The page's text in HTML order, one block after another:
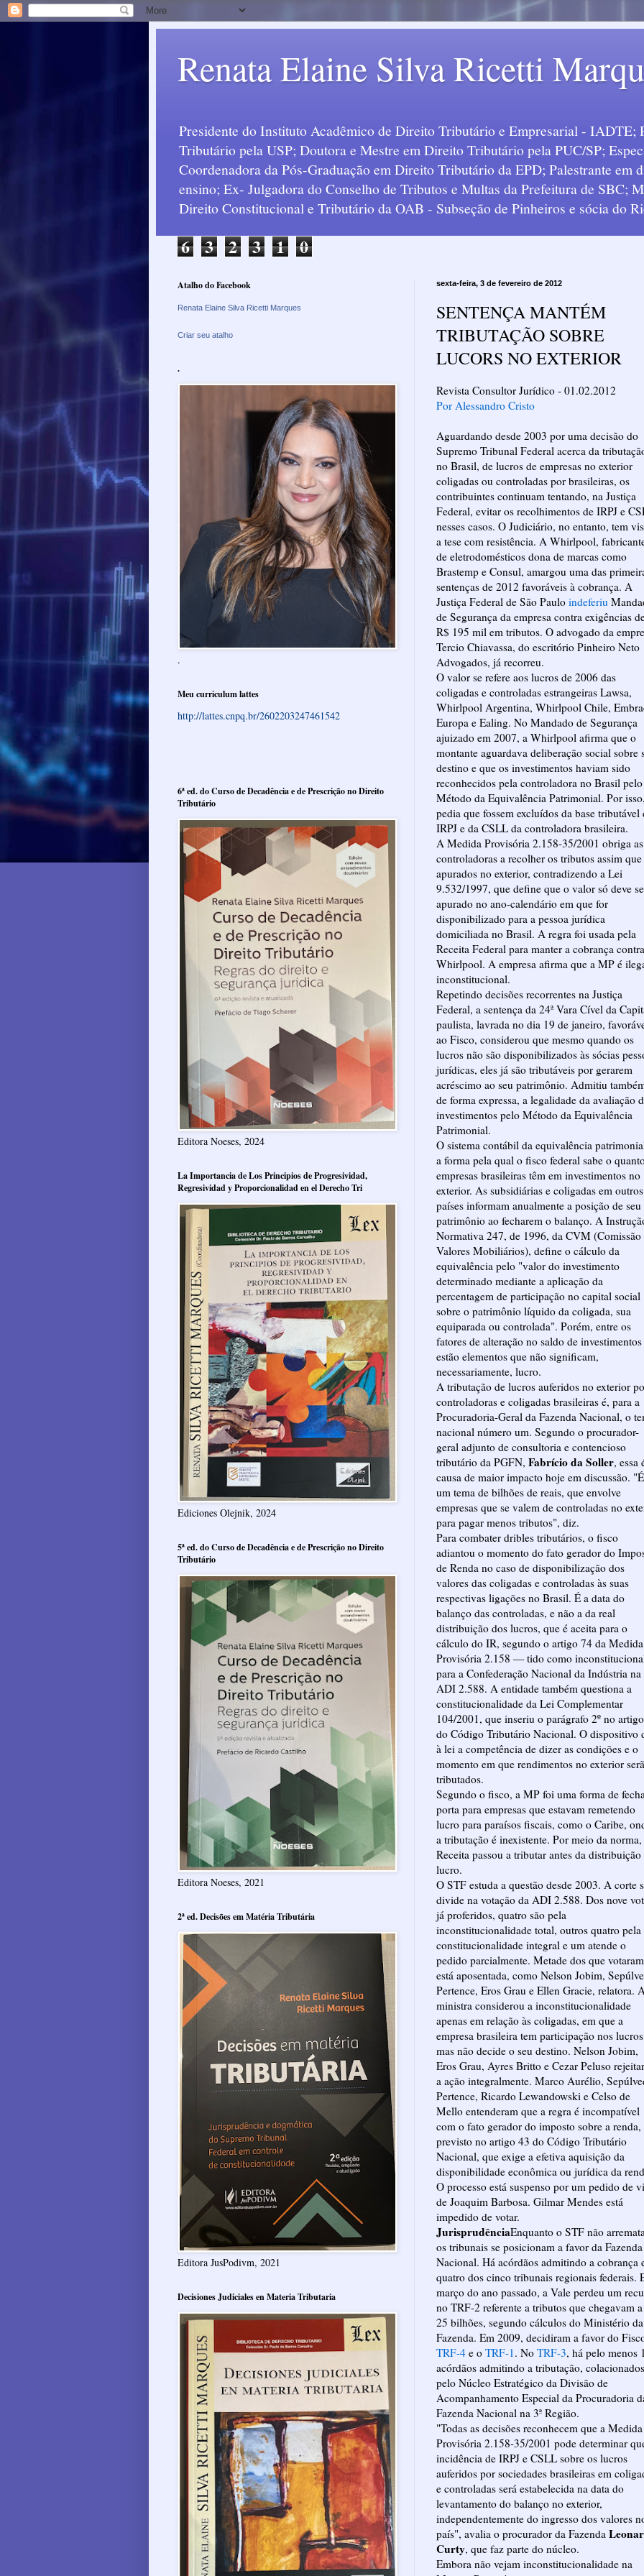
Renata Elaine Silva Ricetti
Presidente do Instituto Acadêmico de Direito Tributário e Empresarial - IADTE;
Tributário pela USP; Doutora e Mestre em Direito Tributário pela PUC/SP;
Coordenadora da Pós-Graduação em Direito Tributário da EPD; Palestrante em
ensino; Ex- Julgadora do Conselho de Tributos e Multas da Prefeitura de SBC;
Direito Constitucional e Tributário da OAB - Subseção de Pinheiros e sócia do
6 3 2 3 1 0
sexta-feira, 3 de fevereiro de 2012
SENTENÇA MANTÉM
TRIBUTAÇÃO SOBRE
LUCORS NO EXTERIOR
Revista Consultor Jurídico - 01.02.2012
Por Alessandro Cristo
Aguardando desde 2003 por uma decisão do
Supremo Tribunal Federal acerca da
no Brasil, de lucros de empresas no exterior
coligadas ou controladas por brasileiras, os
contribuintes continuam tentando, na Justiça
Federal, evitar os recolhimentos de IRPJ e
nesses casos. O Judiciário, no entanto, tem
a tese com resistência. A Whirlpool,
de eletrodomésticos dona de marcas como
Brastemp e Consul, amargou uma das
sentenças de 2012 favoráveis à cobrança. A
Justiça Federal de São Paulo indeferiu
de Segurança da empresa contra exigências
R$ 195 mil em tributos. O advogado da
Tercio Chiavassa, do escritório Pinheiro Neto
Advogados, já recorreu.
O valor se refere aos lucros de 2006 das
coligadas e controladas estrangeiras Lawsa,
Whirlpool Argentina, Whirlpool Chile,
Europa e Ealing. No Mandado de Segurança
ajuizado em 2007, a Whirlpool afirma que o
montante aguardava deliberação social sobre
destino e que os investimentos haviam sido
reconhecidos pela controladora no Brasil pelo
Método da Equivalência Patrimonial. Por isso,
pedia que fossem excluídos da base tributável
IRPJ e da CSLL da controladora brasileira.
A Medida Provisória 2.158-35/2001 obriga as
controladoras a recolher os tributos assim que
apurados no exterior, contradizendo a Lei
9.532/1997, que define que o valor só deve
apurado no ano-calendário em que for
disponibilizado para a pessoa jurídica
domiciliada no Brasil. A regra foi usada pela
Receita Federal para manter a cobrança
Whirlpool. A empresa afirma que a MP é
inconstitucional.
Repetindo decisões recorrentes na Justiça
Federal, a sentença da 24ª Vara Cível da
paulista, lavrada no dia 19 de janeiro,
ao Fisco, considerou que mesmo quando os
lucros não são disponibilizados às sócias
jurídicas, eles já são tributáveis por gerarem
acréscimo ao seu patrimônio. Admitiu
de forma expressa, a legalidade da avaliação
investimentos pelo Método da Equivalência
Patrimonial.
O sistema contábil da equivalência
a forma pela qual o fisco federal sabe o
empresas brasileiras têm em investimentos no
exterior. As subsidiárias e coligadas em outros
países informam anualmente a posição de seu
patrimônio ao fecharem o balanço. A
Normativa 247, de 1996, da CVM (Comissão
Valores Mobiliários), define o cálculo da
equivalência pelo "valor do investimento
determinado mediante a aplicação da
percentagem de participação no capital social
sobre o patrimônio líquido da coligada, sua
equiparada ou controlada". Porém, entre os
fatores de alteração no saldo de investimentos
estão elementos que não significam,
necessariamente, lucro.
A tributação de lucros auferidos no exterior
controladoras e coligadas brasileiras é, para a
Procuradoria-Geral da Fazenda Nacional, o
nacional número um. Segundo o procurador-
geral adjunto de consultoria e contencioso
tributário da PGFN, Fabrício da Soller, essa
causa de maior impacto hoje em discussão. "É
um tema de bilhões de reais, que envolve
empresas que se valem de controladas no
para pagar menos tributos", diz.
Para combater dribles tributários, o fisco
adiantou o momento do fato gerador do
de Renda no caso de disponibilização dos
valores das coligadas e controladas às suas
respectivas ligações no Brasil. É a data do
balanço das controladas, e não a da real
distribuição dos lucros, que é aceita para o
cálculo do IR, segundo o artigo 74 da Medida
Provisória 2.158 — tido como
para a Confederação Nacional da Indústria na
ADI 2.588. A entidade também questiona a
constitucionalidade da Lei Complementar
104/2001, que inseriu o parágrafo 2º no
do Código Tributário Nacional. O dispositivo
à lei a competência de dizer as condições e o
momento em que rendimentos no exterior
tributados.
Segundo o fisco, a MP foi uma forma de
porta para empresas que estavam remetendo
lucro para paraísos fiscais, como o Caribe,
a tributação é inexistente. Por meio da norma,
Receita passou a tributar antes da
lucro.
O STF estuda a questão desde 2003. A corte
divide na votação da ADI 2.588. Dos nove
já proferidos, quatro são pela
inconstitucionalidade total, outros quatro pela
constitucionalidade integral e um atende o
pedido parcialmente. Metade dos que
está aposentada, como Nelson Jobim,
Pertence, Eros Grau e Ellen Gracie, relatora. A
ministra considerou a inconstitucionalidade
apenas em relação às coligadas, em que a
empresa brasileira tem participação nos
mas não decide o seu destino. Nelson Jobim,
Eros Grau, Ayres Britto e Cezar Peluso
a ação integralmente. Marco Aurélio,
Pertence, Ricardo Lewandowski e Celso de
Mello entenderam que a regra é incompatível
com o fato gerador do imposto sobre a renda,
previsto no artigo 43 do Código Tributário
Nacional, que exige a efetiva aquisição da
disponibilidade econômica ou jurídica da
O processo está suspenso por um pedido de
de Joaquim Barbosa. Gilmar Mendes está
impedido de votar.
JurisprudênciaEnquanto o STF não
os tribunais se posicionam a favor da Fazenda
Nacional. Há acórdãos admitindo a cobrança
quatro dos cinco tribunais regionais federais.
março do ano passado, a Vale perdeu um
no TRF-2 referente a tributos que chegavam
25 bilhões, segundo cálculos do Ministério da
Fazenda. Em 2009, decidiram a favor do
TRF-4 e o TRF-1 . No TRF-3, há pelo menos
acórdãos admitindo a tributação, colacionados
pelo Núcleo Estratégico da Divisão de
Acompanhamento Especial da Procuradoria
Fazenda Nacional na 3ª Região.
"Todas as decisões reconhecem que a Medida
Provisória 2.158-35/2001 pode determinar
incidência de IRPJ e CSLL sobre os lucros
auferidos por sociedades brasileiras em
e controladas será estabelecida na data do
levantamento do balanço no exterior,
independentemente do ingresso dos valores
país", avalia o procurador da Fazenda
Curty, que faz parte do núcleo.
Embora não vejam inconstitucionalidade na
Atalho do Facebook
Renata Elaine Silva Ricetti Marques
Criar seu atalho
.
.
Meu curriculum lattes
http://lattes.cnpq.br/2602203247461542
6ª ed. do Curso de Decadência e de Prescrição no Direito
Tributário
Editora Noeses, 2024
La Importancia de Los Principios de Progresividad,
Regresividad y Proporcionalidad en el Derecho Tri
Ediciones Olejnik, 2024
5ª ed. do Curso de Decadência e de Prescrição no Direito
Tributário
Editora Noeses, 2021
2ª ed. Decisões em Matéria Tributária
Editora JusPodivm, 2021
Decisiones Judiciales en Materia Tributaria